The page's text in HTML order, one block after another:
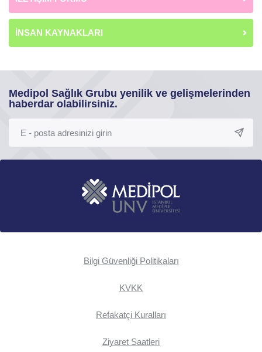
İNSAN KAYNAKLARI
Medipol Sağlık Grubu yenilik ve gelişmelerinden
haberdar olabilirsiniz.
Bilgi Güvenliği Politikaları
KVKK
Refakatçi Kuralları
Ziyaret Saatleri